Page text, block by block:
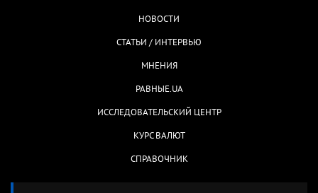
НОВОСТИ
СТАТЬИ / ИНТЕРВЬЮ
МНЕНИЯ
РАВНЫЕ.UA
ИССЛЕДОВАТЕЛЬСКИЙ ЦЕНТР
КУРС ВАЛЮТ
СПРАВОЧНИК